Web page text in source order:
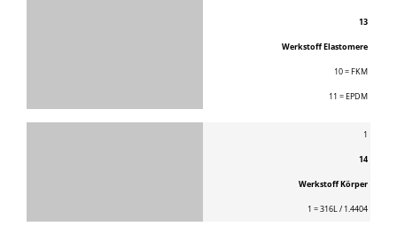
13
Werkstoff Elastomere
10 = FKM
11 = EPDM
1
14
Werkstoff Körper
1 = 316L / 1.4404